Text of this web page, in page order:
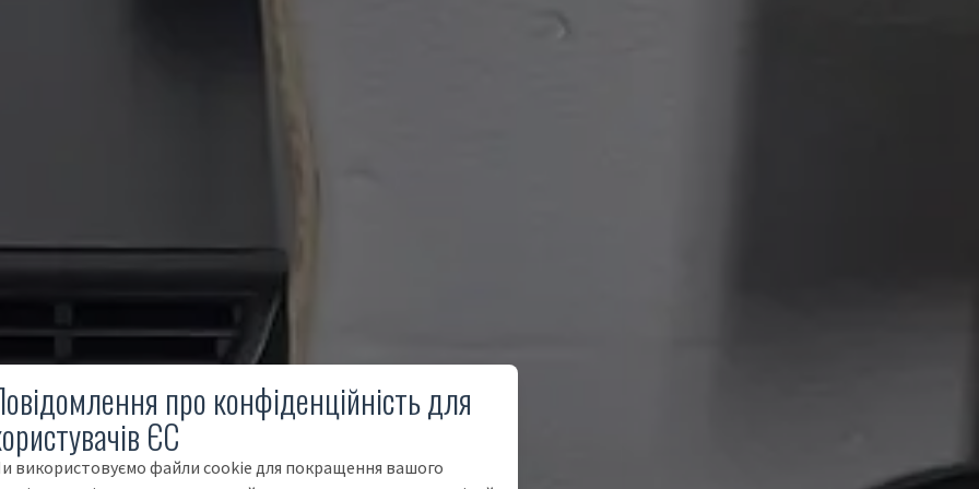
про конфіденційність для
ЄС
використовуємо файли cookie для покращення вашого